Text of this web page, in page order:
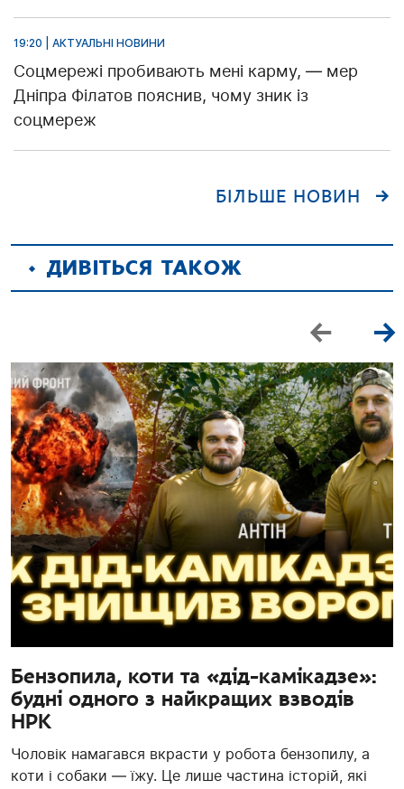
19:20 | АКТУАЛЬНІ НОВИНИ
Соцмережі пробивають мені карму, — мер
Дніпра Філатов пояснив, чому зник із
соцмереж
БІЛЬШЕ НОВИН
ДИВІТЬСЯ ТАКОЖ
Бензопила, коти та «дід-камікадзе»:
будні одного з найкращих взводів
НРК
Чоловік намагався вкрасти у робота бензопилу, а
коти і собаки — їжу. Це лише частина історій, які